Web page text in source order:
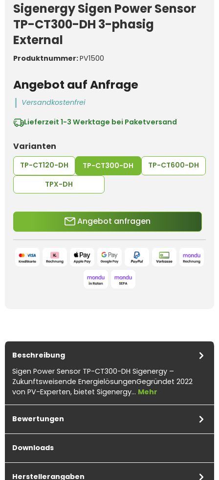
Sigenergy Sigen Power Sensor
TP-CT300-DH 3-phasig
External
Produktnummer:PV1500
Angebot auf Anfrage
Versandkostenfrei
Lieferzeit 1-3 Werktage bei Paketversand
Varianten
TP-CT120-DH TP-CT300-DH
TP-CT600-DH
TPX-DH
Angebot anfragen
Beschreibung
Sigen Power Sensor TP-CT300-DH Sigenergy –
Zukunftsweisende EnergielösungenGegründet 2022
von PV-Experten, bietet Sigenergy… Mehr
Bewertungen
Downloads
Herstellerangaben